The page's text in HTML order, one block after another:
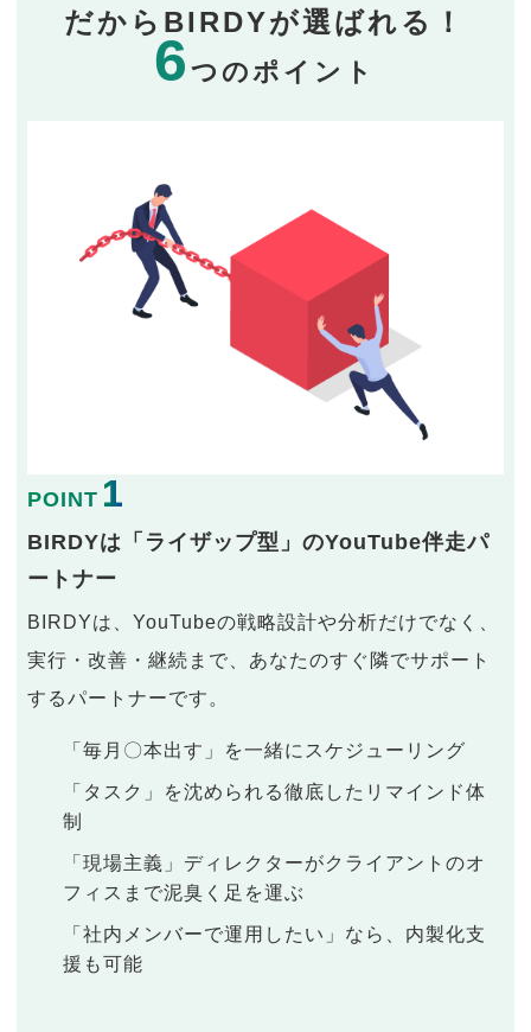
だからBIRDYが選ばれる！
6つのポイント
POINT 1
BIRDYは「ライザップ型」のYouTube伴走パ
ートナー
BIRDYは、YouTubeの戦略設計や分析だけでなく、
実行・改善・継続まで、あなたのすぐ隣でサポート
するパートナーです。
「毎月〇本出す」を一緒にスケジューリング
「タスク」を沈められる徹底したリマインド体
制
「現場主義」ディレクターがクライアントのオ
フィスまで泥臭く足を運ぶ
「社内メンバーで運用したい」なら、内製化支
援も可能